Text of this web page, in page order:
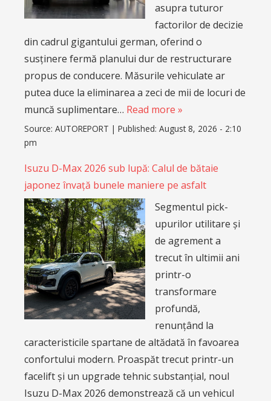
asupra tuturor
factorilor de decizie
din cadrul gigantului german, oferind o
susținere fermă planului dur de restructurare
propus de conducere. Măsurile vehiculate ar
putea duce la eliminarea a zeci de mii de locuri de
muncă suplimentare… Read more »
Source: AUTOREPORT | Published: August 8, 2026 - 2:10
pm
Isuzu D-Max 2026 sub lupă: Calul de bătaie
japonez învață bunele maniere pe asfalt
Segmentul pick-
upurilor utilitare și
de agrement a
trecut în ultimii ani
printr-o
transformare
profundă,
renunțând la
caracteristicile spartane de altădată în favoarea
confortului modern. Proaspăt trecut printr-un
facelift și un upgrade tehnic substanțial, noul
Isuzu D-Max 2026 demonstrează că un vehicul